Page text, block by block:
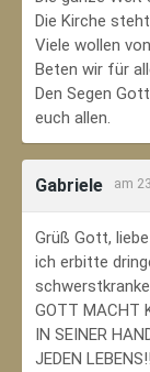
Die Kirche
Viele wollen
Beten wir für
Den Segen
euch allen.
Gabriele am
Grüß Gott,
ich erbitte
GOTT MACHT
IN SEINER
JEDEN LEBENS!!